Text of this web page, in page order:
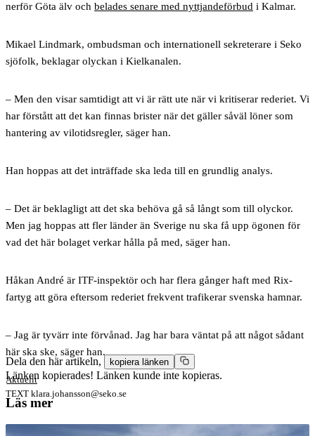
nerför Göta älv och belades senare med nyttjandeförbud i Kalmar.
Mikael Lindmark, ombudsman och internationell sekreterare i Seko
sjöfolk, beklagar olyckan i Kielkanalen.
– Men den visar samtidigt att vi är rätt ute när vi kritiserar rederiet. Vi
har förstått att det kan finnas brister när det gäller såväl löner som
hantering av vilotidsregler, säger han.
Han hoppas att det inträffade ska leda till en grundlig analys.
– Det är beklagligt att det ska behöva gå så långt som till olyckor.
Men jag hoppas att fler länder än Sverige nu ska få upp ögonen för
vad det här bolaget verkar hålla på med, säger han.
Håkan André är ITF-inspektör och har flera gånger haft med Rix-
fartyg att göra eftersom rederiet frekvent trafikerar svenska hamnar.
– Jag är tyvärr inte förvånad. Jag har bara väntat på att något sådant
här ska ske, säger han.
Aktuellt
TEXT klara.johansson@seko.se
Dela den här artikeln, kopiera länken
Länken kopierades! Länken kunde inte kopieras.
Läs mer